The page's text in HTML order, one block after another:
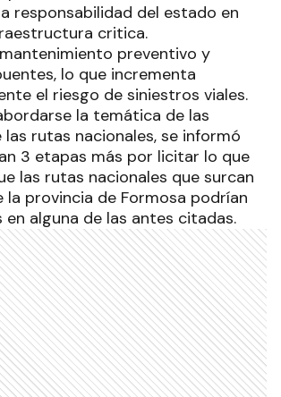
responsabilidad del estado en
critica.
preventivo y
lo que incrementa
el riesgo de siniestros viales.
la temática de las
rutas nacionales, se informó
3 etapas más por licitar lo que
las rutas nacionales que surcan
provincia de Formosa podrían
en alguna de las antes citadas.